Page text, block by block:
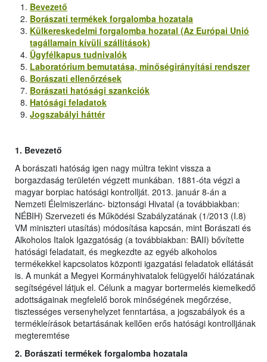
Bevezető
Borászati termékek forgalomba hozatala
Külkereskedelmi forgalomba hozatal (Az Európai Unió
tagállamain kívüli szállítások)
Ügyfélkapus tudnivalók
Laboratórium bemutatása, minőségirányítási rendszer
Borászati ellenőrzések
Borászati hatósági szankciók
Hatósági feladatok
Jogszabályi háttér
1. Bevezető
A borászati hatóság igen nagy múltra tekint vissza a
borgazdaság területén végzett munkában. 1881-óta végzi a
magyar borpiac hatósági kontrollját. 2013. január 8-án a
Nemzeti Élelmiszerlánc- biztonsági Hivatal (a továbbiakban:
NÉBIH) Szervezeti és Működési Szabályzatának (1/2013 (I.8)
VM miniszteri utasítás) módosítása kapcsán, mint Borászati és
Alkoholos Italok Igazgatóság (a továbbiakban: BAII) bővítette
hatósági feladatait, és megkezdte az egyéb alkoholos
termékekkel kapcsolatos központi igazgatási feladatok ellátását
is. A munkát a Megyei Kormányhivatalok felügyelői hálózatának
segítségével látjuk el. Célunk a magyar bortermelés kiemelkedő
adottságainak megfelelő borok minőségének megőrzése,
tisztességes versenyhelyzet fenntartása, a jogszabályok és a
termékleírások betartásának kellően erős hatósági kontrolljának
megteremtése
2. Borászati termékek forgalomba hozatala